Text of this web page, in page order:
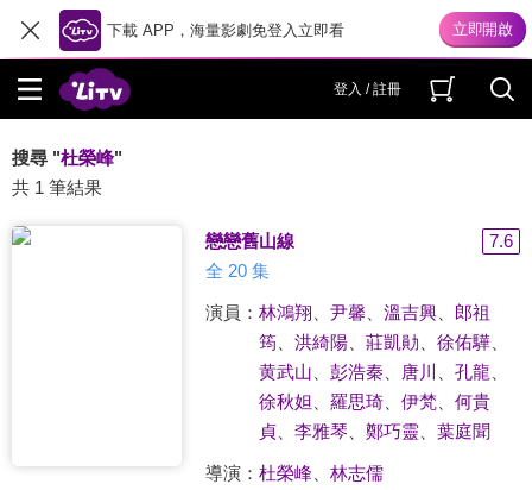
下載 APP，海量影劇免登入立即看
登入 / 註冊
搜尋 "杜榮峰"
共 1 筆結果
戀戀舊山線
7.6
全 20 集
演員： 林鴻翔 尹馨 溫吉興、 郎祖
筠、 洪綺陽、 莊凱勛 徐佑驊、
黄武山
彭浩秦 唐川 孔龍
徐秋妲
羅思琦、 伊梵
何貴
貞、 李雅琴 鄭巧靈、 葉庭聞
導演： 杜榮峰、 林志儒